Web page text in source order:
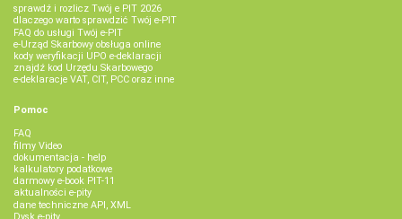
sprawdź i rozlicz Twój e PIT 2026
dlaczego warto sprawdzić Twój e-PIT
FAQ do usługi Twój e-PIT
e-Urząd Skarbowy obsługa online
kody weryfikacji UPO e-deklaracji
znajdź kod Urzędu Skarbowego
e-deklaracje VAT, CIT, PCC oraz inne
Pomoc
FAQ
filmy Video
dokumentacja - help
kalkulatory podatkowe
darmowy e-book PIT-11
aktualności e-pity
dane techniczne API, XML
Dysk e-pity